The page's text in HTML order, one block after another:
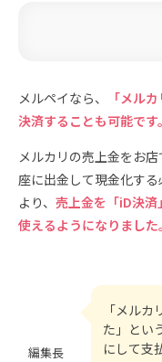
メルペイなら、
「メル
決済することも可能です。
メルカリの売上金をお
座に出金して現金化す
より、 売上金を「iD決済
使えるようになりました。
編集長
「メル
た」とい
にして支